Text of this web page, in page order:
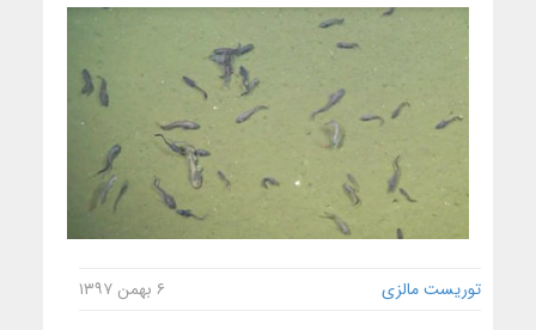
توریست مالزی ۶ بهمن ۱۳۹۷